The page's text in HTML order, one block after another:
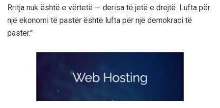
Rritja nuk është e vërtetë — derisa të jetë e drejtë. Lufta për
një ekonomi të pastër është lufta për një demokraci të
pastër.”